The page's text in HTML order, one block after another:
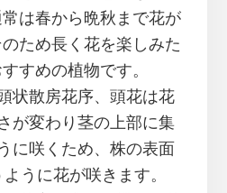
は春から晩秋まで花が
ため長く花を楽しみた
すめの植物です。
状散房花序、頭花は花
が変わり茎の上部に集
に咲くため、株の表面
ように花が咲きます。